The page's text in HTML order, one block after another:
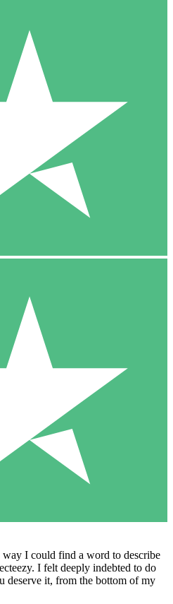
way I could find a word to describe
I felt deeply indebted to do
deserve it, from the bottom of my